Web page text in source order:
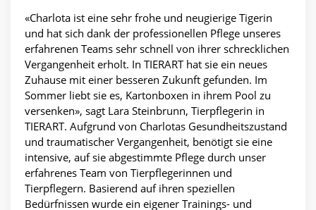
«Charlota ist eine sehr frohe und neugierige Tigerin
und hat sich dank der professionellen Pflege unseres
erfahrenen Teams sehr schnell von ihrer schrecklichen
Vergangenheit erholt. In TIERART hat sie ein neues
Zuhause mit einer besseren Zukunft gefunden. Im
Sommer liebt sie es, Kartonboxen in ihrem Pool zu
versenken», sagt Lara Steinbrunn, Tierpflegerin in
TIERART. Aufgrund von Charlotas Gesundheitszustand
und traumatischer Vergangenheit, benötigt sie eine
intensive, auf sie abgestimmte Pflege durch unser
erfahrenes Team von Tierpflegerinnen und
Tierpflegern. Basierend auf ihren speziellen
Bedürfnissen wurde ein eigener Trainings- und